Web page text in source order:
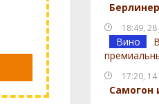
18:49, 28
Вино
17:20,
Самогон